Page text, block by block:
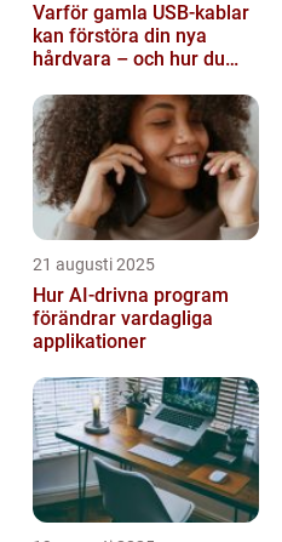
Varför gamla USB-kablar
kan förstöra din nya
hårdvara – och hur du
21 augusti 2025
Hur AI-drivna program
förändrar vardagliga
applikationer